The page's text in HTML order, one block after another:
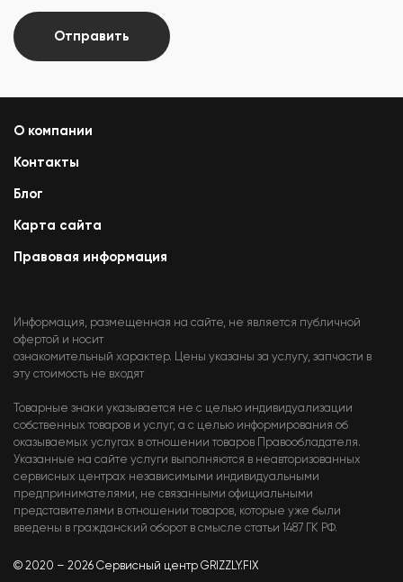
Отправить
О компании
Контакты
Блог
Карта сайта
Правовая информация
Информация, размещенная на сайте, не является публичной
офертой и носит
ознакомительный характер. Цены указаны за услугу, запчасти в
эту стоимость не входят
Товарные знаки указывается не с целью индивидуализации
собственных товаров и услуг, а с целью информирования об
оказываемых услугах в отношении товаров Правообладателя.
Указанные на сайте услуги выполняются в неавторизованных
сервисных центрах независимыми индивидуальными
предпринимателями, не связанными официальными
представителями в отношении товаров, которые уже были
введены в гражданский оборот в смысле статьи 1487 ГК РФ.
© 2020 – 2026 Сервисный центр GRIZZLY.FIX